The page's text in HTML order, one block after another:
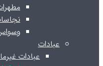
عبادات
عبادات